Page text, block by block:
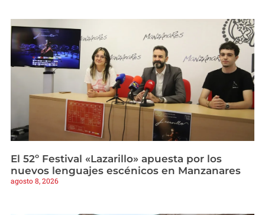
El 52º Festival «Lazarillo» apuesta por los
nuevos lenguajes escénicos en Manzanares
agosto 8, 2026